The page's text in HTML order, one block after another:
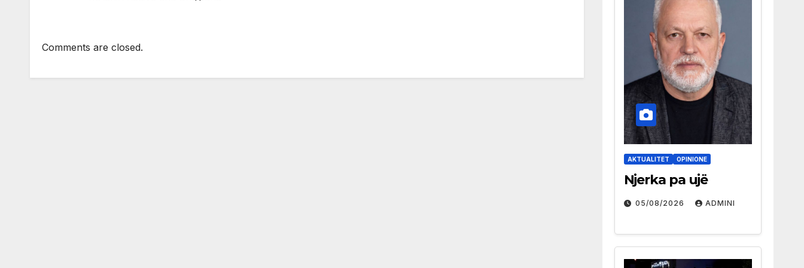
Comments are closed.
AKTUALITET OPINIONE
Njerka pa ujë
05/08/2026 ADMINI